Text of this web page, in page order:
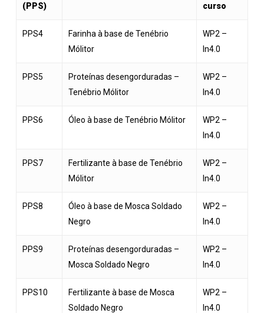
(PPS) curso
PPS4
Farinha à base de Tenébrio
Mólitor
WP2 –
In4.0
PPS5
Proteínas desengorduradas –
Tenébrio Mólitor
WP2 –
In4.0
PPS6 Óleo à base de Tenébrio Mólitor
WP2 –
In4.0
PPS7
Fertilizante à base de Tenébrio
Mólitor
WP2 –
In4.0
PPS8
Óleo à base de Mosca Soldado
Negro
WP2 –
In4.0
PPS9
Proteínas desengorduradas –
Mosca Soldado Negro
WP2 –
In4.0
PPS10
Fertilizante à base de Mosca
Soldado Negro
WP2 –
In4.0